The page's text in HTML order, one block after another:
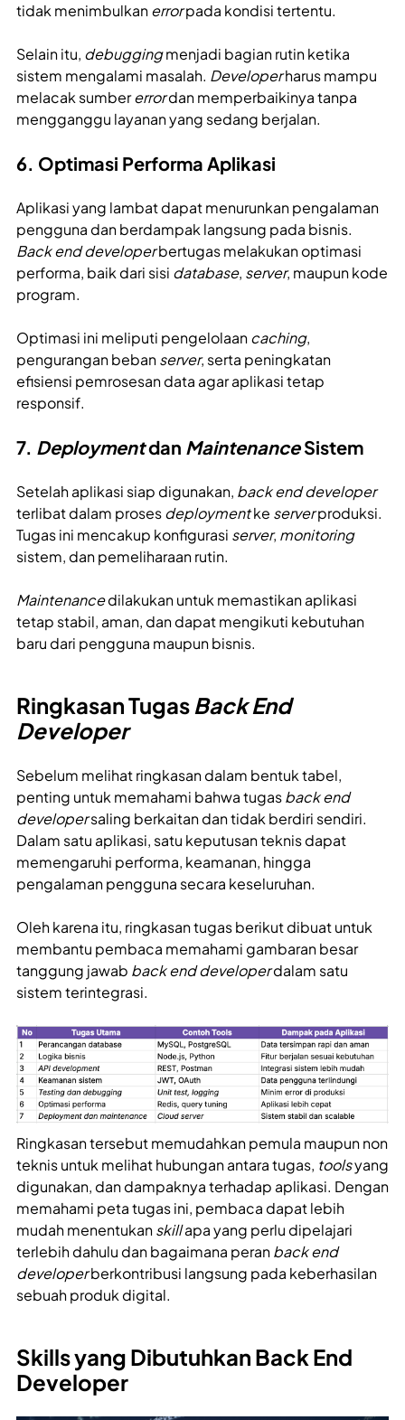
tidak menimbulkanerrorpada kondisi tertentu.
Selain itu, debuggingmenjadi bagian rutin ketika
sistem mengalami masalah. Developerharus mampu
melacak sumbererrordan memperbaikinya tanpa
mengganggu layanan yang sedang berjalan.
6. Optimasi Performa Aplikasi
Aplikasi yang lambat dapat menurunkan pengalaman
pengguna dan berdampak langsung pada bisnis.
Back end developerbertugas melakukan optimasi
performa, baik dari sisi database, server, maupun kode
program.
Optimasi ini meliputi pengelolaancaching,
pengurangan bebanserver, serta peningkatan
efisiensi pemrosesan data agar aplikasi tetap
responsif.
7. Deploymentdan MaintenanceSistem
Setelah aplikasi siap digunakan, back end developer
terlibat dalam prosesdeploymentke serverproduksi.
Tugas ini mencakup konfigurasi server, monitoring
sistem, dan pemeliharaan rutin.
Maintenancedilakukan untuk memastikan aplikasi
tetap stabil, aman, dan dapat mengikuti kebutuhan
baru dari pengguna maupun bisnis.
Ringkasan Tugas Back End
Developer
Sebelum melihat ringkasan dalam bentuk tabel,
penting untuk memahami bahwa tugasback end
developersaling berkaitan dan tidak berdiri sendiri.
Dalam satu aplikasi, satu keputusan teknis dapat
memengaruhi performa, keamanan, hingga
pengalaman pengguna secara keseluruhan.
Oleh karena itu, ringkasan tugas berikut dibuat untuk
membantu pembaca memahami gambaran besar
tanggung jawab back end developerdalam satu
sistem terintegrasi.
Ringkasan tersebut memudahkan pemula maupun non
teknis untuk melihat hubungan antara tugas, toolsyang
digunakan, dan dampaknya terhadap aplikasi. Dengan
memahami peta tugas ini, pembaca dapat lebih
mudah menentukanskillapa yang perlu dipelajari
terlebih dahulu dan bagaimana peranback end
developerberkontribusi langsung pada keberhasilan
sebuah produk digital.
Skills yang Dibutuhkan Back End
Developer